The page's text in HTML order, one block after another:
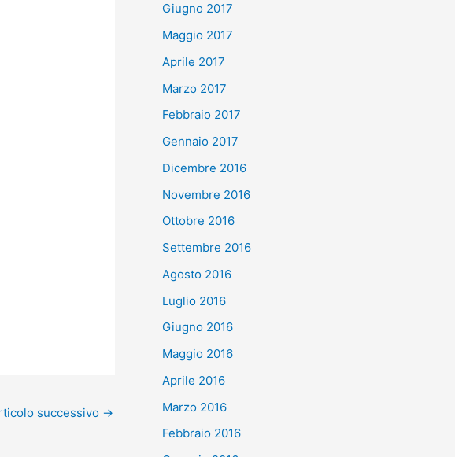
successivo →
Giugno 2017
Maggio 2017
Aprile 2017
Marzo 2017
Febbraio 2017
Gennaio 2017
Dicembre 2016
Novembre 2016
Ottobre 2016
Settembre 2016
Agosto 2016
Luglio 2016
Giugno 2016
Maggio 2016
Aprile 2016
Marzo 2016
Febbraio 2016